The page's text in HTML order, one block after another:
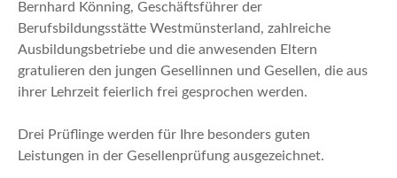
Bernhard Könning, Geschäftsführer der
Berufsbildungsstätte Westmünsterland, zahlreiche
Ausbildungsbetriebe und die anwesenden Eltern
gratulieren den jungen Gesellinnen und Gesellen, die aus
ihrer Lehrzeit feierlich frei gesprochen werden.
Drei Prüflinge werden für Ihre besonders guten
Leistungen in der Gesellenprüfung ausgezeichnet.